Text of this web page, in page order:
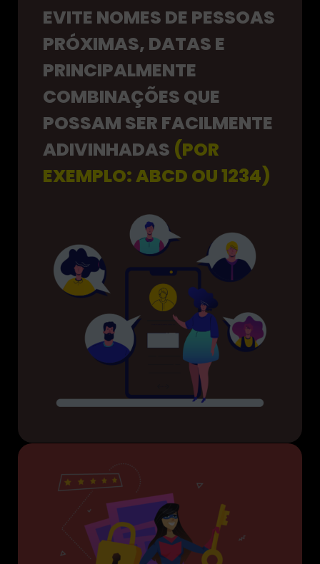
EVITE NOMES DE PESSOAS
PRÓXIMAS, DATAS E
PRINCIPALMENTE
COMBINAÇÕES QUE
POSSAM SER FACILMENTE
ADIVINHADAS (POR
EXEMPLO: ABCD OU 1234)